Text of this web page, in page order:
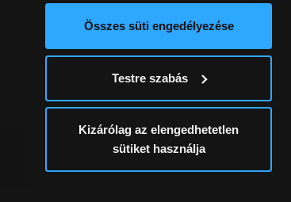
Összes süti engedélyezése
Testre szabás
Kizárólag az elengedhetetlen
sütiket használja